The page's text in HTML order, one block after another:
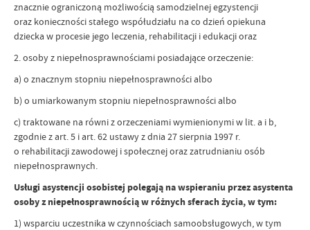
znacznie ograniczoną możliwością samodzielnej egzystencji
oraz konieczności stałego współudziału na co dzień opiekuna
dziecka w procesie jego leczenia, rehabilitacji i edukacji oraz
2. osoby z niepełnosprawnościami posiadające orzeczenie:
a) o znacznym stopniu niepełnosprawności albo
b) o umiarkowanym stopniu niepełnosprawności albo
c) traktowane na równi z orzeczeniami wymienionymi w lit. a i b,
zgodnie z art. 5 i art. 62 ustawy z dnia 27 sierpnia 1997 r.
o rehabilitacji zawodowej i społecznej oraz zatrudnianiu osób
niepełnosprawnych.
Usługi asystencji osobistej polegają na wspieraniu przez asystenta
osoby z niepełnosprawnością w różnych sferach życia, w tym:
1) wsparciu uczestnika w czynnościach samoobsługowych, w tym